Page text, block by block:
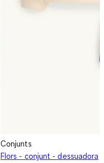
Conjunts
Flors - conjunt - dessuadora